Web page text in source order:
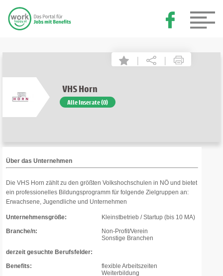
| |
VHS Horn
Alle Inserate (0)
Über das Unternehmen
Die VHS Horn zählt zu den größten Volkshochschulen in NÖ und bietet
ein professionelles Bildungsprogramm für folgende Zielgruppen an:
Erwachsene, Jugendliche und Unternehmen
Unternehmensgröße:
Kleinstbetrieb / Startup (bis 10 MA)
Branche/n:
Non-Profit/Verein
Sonstige Branchen
derzeit gesuchte Berufsfelder:
Benefits:
flexible Arbeitszeiten
Weiterbildung